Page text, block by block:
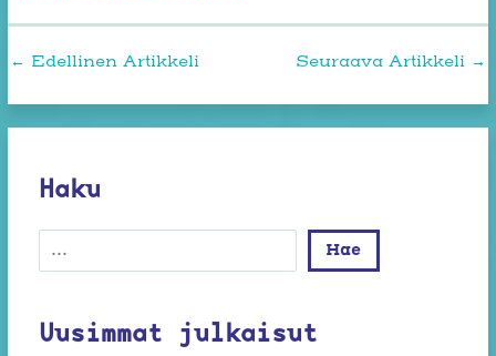
← Edellinen Artikkeli Seuraava Artikkeli →
Haku
Hae
Uusimmat julkaisut